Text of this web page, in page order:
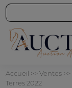
Accueil >> Ventes>>
Terres 2022